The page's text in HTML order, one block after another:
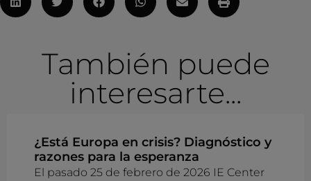
También puede
interesarte...
¿Está Europa en crisis? Diagnóstico y
razones para la esperanza
El pasado 25 de febrero de 2026 IE Center